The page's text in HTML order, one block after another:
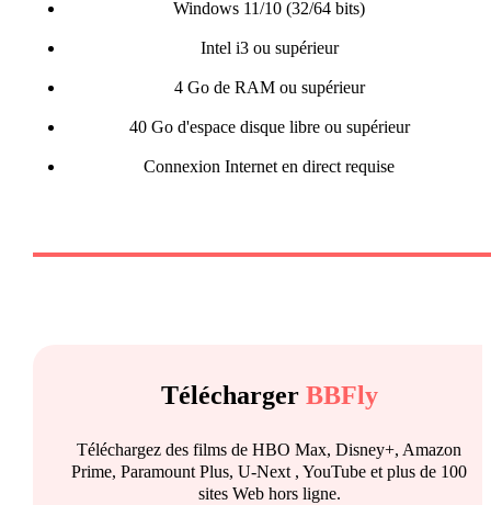
Windows 11/10 (32/64 bits)
Intel i3 ou supérieur
4 Go de RAM ou supérieur
40 Go d'espace disque libre ou supérieur
Connexion Internet en direct requise
Télécharger BBFly
Téléchargez des films de HBO Max, Disney+, Amazon
Prime, Paramount Plus, U-Next , YouTube et plus de 100
sites Web hors ligne.